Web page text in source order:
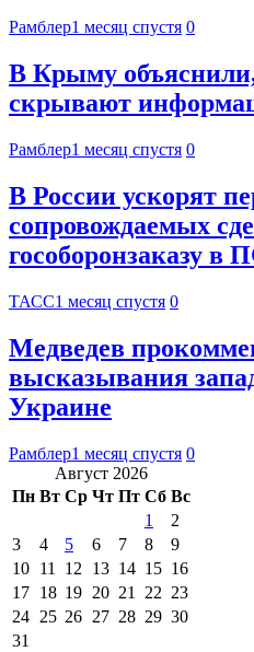
Рамблер1 месяц спустя 0
В Крыму
скрывают
Рамблер1 месяц спустя 0
В России ускорят
сопровождаемых
гособоронзаказу в
ТАСС1 месяц спустя 0
Медведев
высказывания
Украине
Рамблер1 месяц спустя 0
Август 2026
Пн Вт Ср Чт Пт Сб Вс
1
2
3
4 5 6 7 8
9
10 11 12 13 14 15 16
17 18 19 20 21 22 23
24 25 26 27 28 29 30
31